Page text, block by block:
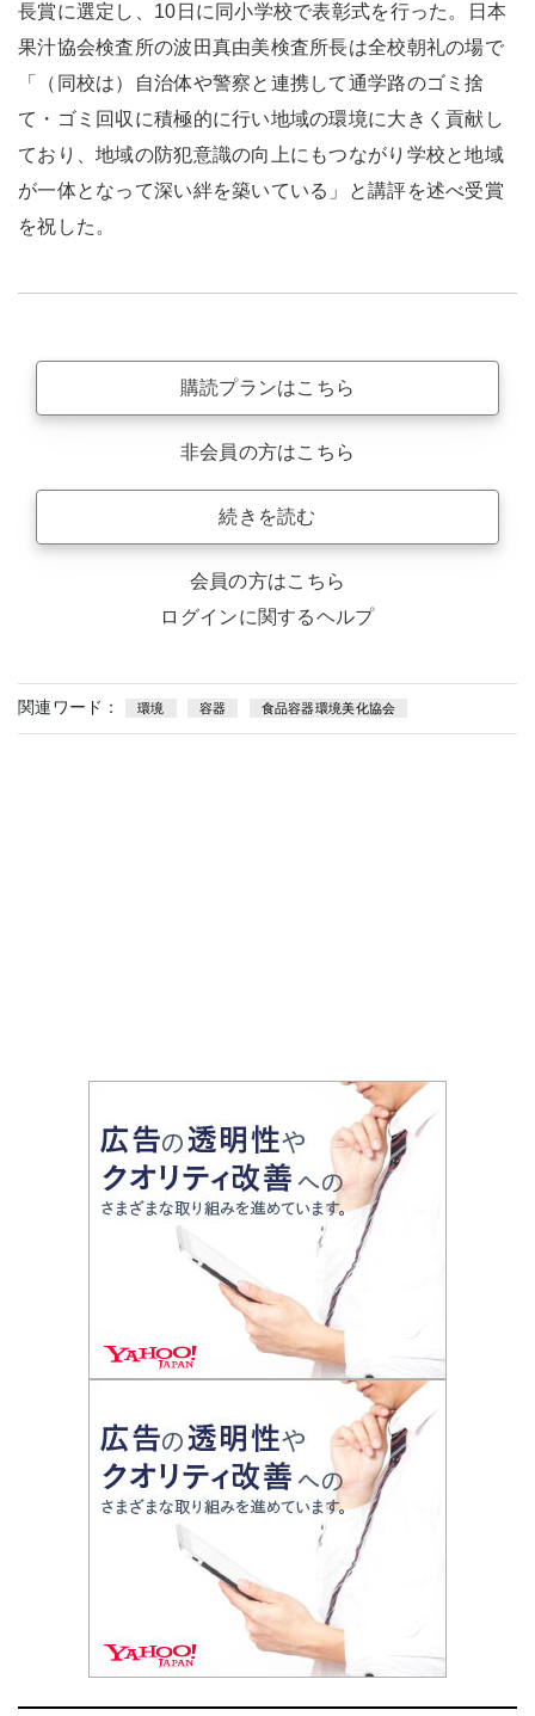
長賞に選定し、10日に同小学校で表彰式を行った。日本
果汁協会検査所の波田真由美検査所長は全校朝礼の場で
「（同校は）自治体や警察と連携して通学路のゴミ捨
て・ゴミ回収に積極的に行い地域の環境に大きく貢献し
ており、地域の防犯意識の向上にもつながり学校と地域
が一体となって深い絆を築いている」と講評を述べ受賞
を祝した。
購読プランはこちら
非会員の方はこちら
続きを読む
会員の方はこちら
ログインに関するヘルプ
関連ワード： 環境 容器 食品容器環境美化協会